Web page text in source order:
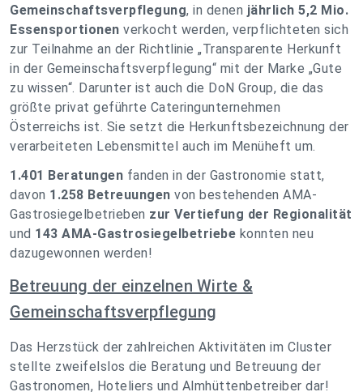
Gemeinschaftsverpflegung, in denen jährlich 5,2 Mio.
Essensportionen verkocht werden, verpflichteten sich
zur Teilnahme an der Richtlinie „Transparente Herkunft
in der Gemeinschaftsverpflegung“ mit der Marke „Gute
zu wissen“. Darunter ist auch die DoN Group, die das
größte privat geführte Cateringunternehmen
Österreichs ist. Sie setzt die Herkunftsbezeichnung der
verarbeiteten Lebensmittel auch im Menüheft um.
1.401 Beratungen fanden in der Gastronomie statt,
davon 1.258 Betreuungen von bestehenden AMA-
Gastrosiegelbetrieben zur Vertiefung der Regionalität
und 143 AMA-Gastrosiegelbetriebe konnten neu
dazugewonnen werden!
Betreuung der einzelnen Wirte &
Gemeinschaftsverpflegung
Das Herzstück der zahlreichen Aktivitäten im Cluster
stellte zweifelslos die Beratung und Betreuung der
Gastronomen, Hoteliers und Almhüttenbetreiber dar!